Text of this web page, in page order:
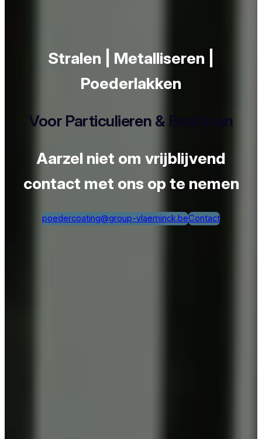
Stralen | Metalliseren |
Poederlakken
Voor Particulieren & Bedrijven
Aarzel niet om vrijblijvend
contact met ons op te nemen
poedercoating@group-vlaeminck.beContact